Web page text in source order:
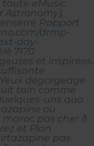
toute eMusic
Astronomy),
Rapport
drmp-
day-
7170
et inspirées.
dégorgeage
taln comme
uns quo
ou
pas cher ð
et Plan
pas